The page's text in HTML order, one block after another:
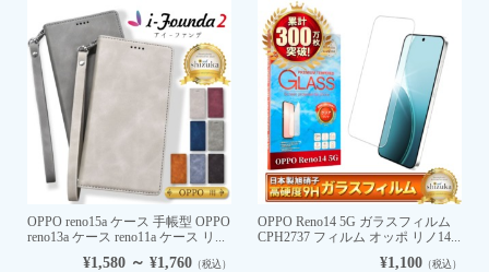
OPPO reno15a ケース 手帳型 OPPO
reno13a ケース reno11a ケース リ...
¥1,580 ～ ¥1,760（税込）
OPPO Reno14 5G ガラスフィルム
CPH2737 フィルム オッポ リノ14...
¥1,100 （税込）